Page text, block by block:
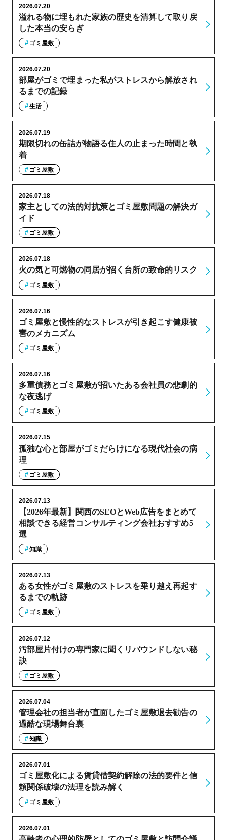
溢れる物に埋もれた家族の歴史を清算して取り戻
した本当の安らぎ
2026.07.20
ゴミ屋敷
部屋がゴミで埋まった私がストレスから解放され
るまでの記録
2026.07.20
生活
期限切れの缶詰が物語る住人の止まった時間と執
着
2026.07.19
ゴミ屋敷
家主としての法的対抗策とゴミ屋敷問題の解決ガ
イド
2026.07.18
ゴミ屋敷
火の気と可燃物の同居が招く台所の致命的リスク
2026.07.18
ゴミ屋敷
ゴミ屋敷と慢性的なストレスが引き起こす健康被
害のメカニズム
2026.07.16
ゴミ屋敷
多重債務とゴミ屋敷が招いたある会社員の悲劇的
な夜逃げ
2026.07.16
ゴミ屋敷
孤独な心と部屋がゴミだらけになる現代社会の病
理
2026.07.15
ゴミ屋敷
【2026年最新】関西のSEOとWeb広告をまとめて
相談できる経営コンサルティング会社おすすめ5
選
2026.07.13
知識
ある女性がゴミ屋敷のストレスを乗り越え再起す
るまでの軌跡
2026.07.13
ゴミ屋敷
汚部屋片付けの専門家に聞くリバウンドしない秘
訣
2026.07.12
ゴミ屋敷
管理会社の担当者が直面したゴミ屋敷退去勧告の
過酷な現場舞台裏
2026.07.04
知識
ゴミ屋敷化による賃貸借契約解除の法的要件と信
頼関係破壊の法理を読み解く
2026.07.01
ゴミ屋敷
2026.07.01